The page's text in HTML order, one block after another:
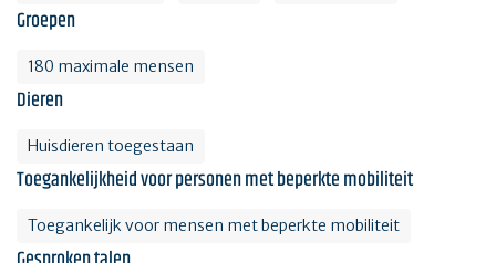
Groepen
180 maximale mensen
Dieren
Huisdieren toegestaan
Toegankelijkheid voor personen met beperkte mobiliteit
Toegankelijk voor mensen met beperkte mobiliteit